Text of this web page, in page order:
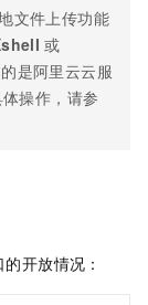
文件上传功能
或
是阿里云云服
操作，请参
的开放情况：